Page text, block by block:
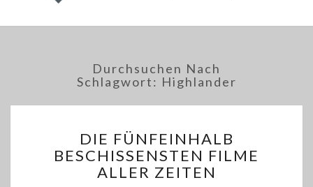
Durchsuchen Nach
Schlagwort: Highlander
FÜNFEINHALB
BESCHISSENSTEN
FILME
DIE FÜNFEINHALB
BESCHISSENSTEN FILME
ALLER ZEITEN